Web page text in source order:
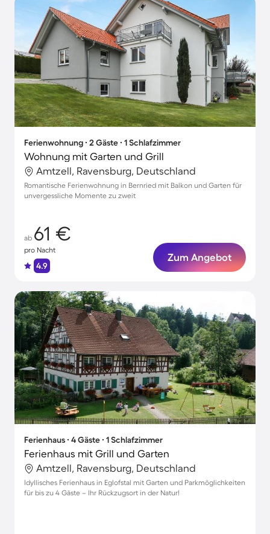
Ferienwohnung ∙ 2 Gäste ∙ 1 Schlafzimmer
Wohnung mit Garten und Grill
Amtzell, Ravensburg, Deutschland
Romantische Ferienwohnung in Bernried mit Balkon und Garten für
unvergessliche Momente zu zweit
ab 61 €
pro Nacht
4.9
Zum Angebot
Ferienhaus ∙ 4 Gäste ∙ 1 Schlafzimmer
Ferienhaus mit Grill und Garten
Amtzell, Ravensburg, Deutschland
Idyllisches Ferienhaus in Eglofstal mit Garten und Parkmöglichkeiten
für bis zu 4 Gäste – Ihr Rückzugsort in der Natur!